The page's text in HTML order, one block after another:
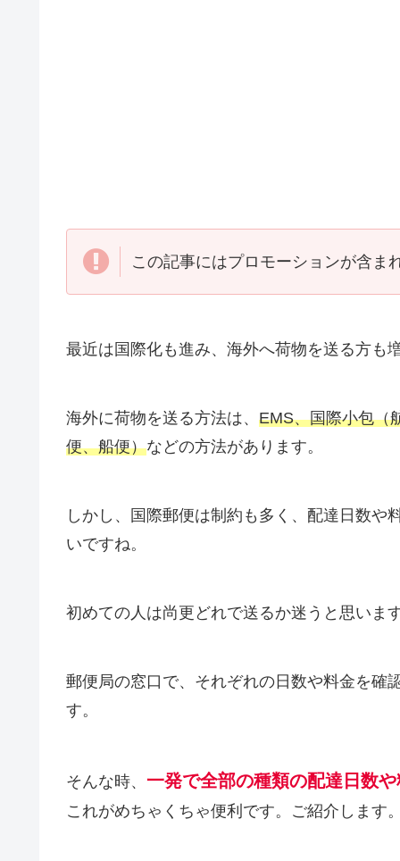
この記事にはプロモーションが含ま
最近は国際化も進み、海外へ荷物を送る方も
海外に荷物を送る方法は、 EMS、国際小包（
便、船便）などの方法があります。
しかし、国際郵便は制約も多く、配達日数
いですね。
初めての人は尚更どれで送るか迷うと思いま
郵便局の窓口で、それぞれの日数や料金を確
す。
そんな時、 一発で全部の種類の配達日数
これがめちゃくちゃ便利です。ご紹介します